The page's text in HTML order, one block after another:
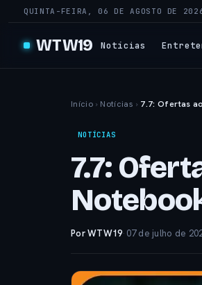
QUINTA-FEIRA, 06 DE AGOSTO DE
WTW19 Notícias
Início › Notícias › 7.7: Ofertas
NOTÍCIAS
7.7:
Por WTW19· 07 de julho de